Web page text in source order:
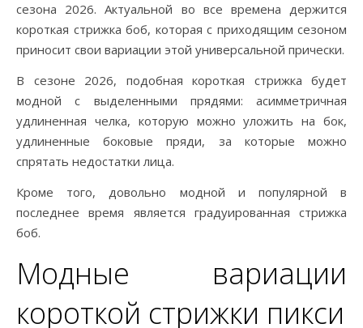
сезона 2026. Актуальной во все времена держится
короткая стрижка боб, которая с приходящим сезоном
приносит свои вариации этой универсальной прически.
В сезоне 2026, подобная короткая стрижка будет
модной с выделенными прядями: асимметричная
удлиненная челка, которую можно уложить на бок,
удлиненные боковые пряди, за которые можно
спрятать недостатки лица.
Кроме того, довольно модной и популярной в
последнее время является градуированная стрижка
боб.
Модные вариации
короткой стрижки пикси